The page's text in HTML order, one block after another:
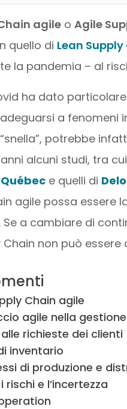
agileo Agile
quello di Lean
la pandemia – al
ha dato
a fenomeni
potrebbe
alcuni studi, tra cui
e quelli di
agile possa essere
Se a cambiare di
non può essere
Chain agile
agile nella
richieste dei clienti
inventario
di produzione e
e l’incertezza